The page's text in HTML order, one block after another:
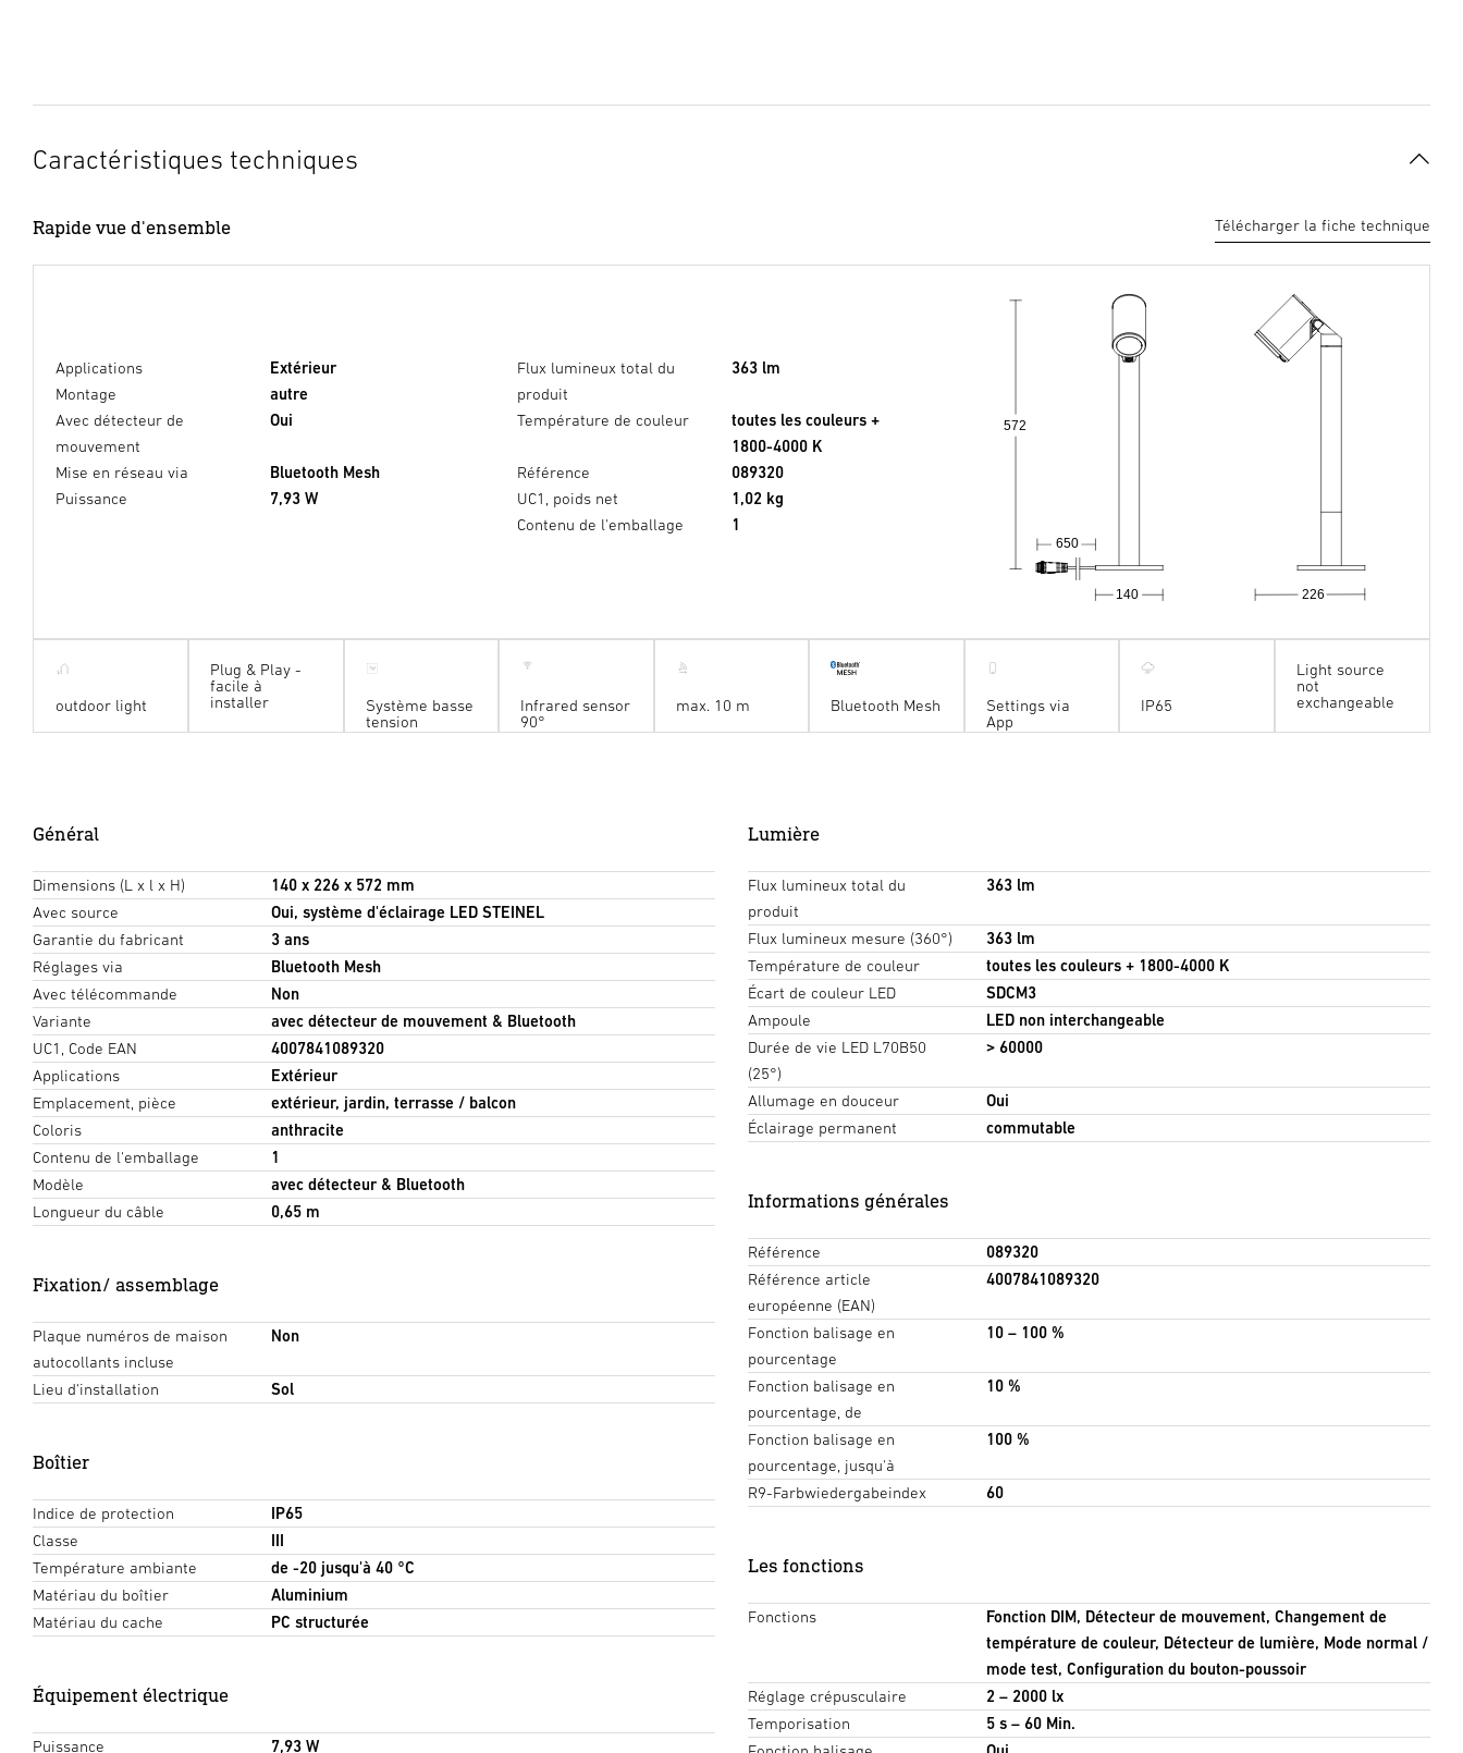
Caractéristiques techniques
Rapide vue d'ensemble Télécharger la fiche technique
Applications
Extérieur
Montage
autre
Avec détecteur de
mouvement
Oui
Mise en réseau via
Bluetooth Mesh
Puissance
7,93 W
Flux lumineux total du
produit
363 lm
Température de couleur
toutes les couleurs +
1800-4000 K
Référence
089320
UC1, poids net
1,02 kg
Contenu de l'emballage
1
226
140
650
572
outdoor light
Plug & Play -
facile à
installer
Système basse
tension
Infrared sensor
90°
max. 10 m Bluetooth Mesh
Settings via
App
IP65
Light source
not
exchangeable
Général
Dimensions (L x l x H)
140 x 226 x 572 mm
Avec source
Oui, système d'éclairage LED STEINEL
Garantie du fabricant
3 ans
Réglages via
Bluetooth Mesh
Avec télécommande
Non
Variante
avec détecteur de mouvement & Bluetooth
UC1, Code EAN
4007841089320
Applications
Extérieur
Emplacement, pièce
extérieur, jardin, terrasse / balcon
Coloris
anthracite
Contenu de l'emballage
1
Modèle
avec détecteur & Bluetooth
Longueur du câble
0,65 m
Fixation/ assemblage
Plaque numéros de maison
autocollants incluse
Non
Lieu d'installation Sol
Boîtier
Indice de protection
IP65
Classe
III
Température ambiante
de -20 jusqu'à 40 °C
Matériau du boîtier
Aluminium
Matériau du cache
PC structurée
Équipement électrique
Puissance 7,93 W
Lumière
Flux lumineux total du
produit
363 lm
Flux lumineux mesure (360°)
363 lm
Température de couleur
toutes les couleurs + 1800-4000 K
Écart de couleur LED
SDCM3
Ampoule
LED non interchangeable
Durée de vie LED L70B50
(25°)
> 60000
Allumage en douceur
Oui
Éclairage permanent
commutable
Informations générales
Référence
089320
Référence article
européenne (EAN)
4007841089320
Fonction balisage en
pourcentage
10 – 100 %
Fonction balisage en
pourcentage, de
10 %
Fonction balisage en
pourcentage, jusqu'à
100 %
R9-Farbwiedergabeindex 60
Les fonctions
Fonctions
Fonction DIM, Détecteur de mouvement, Changement de
température de couleur, Détecteur de lumière, Mode normal /
mode test, Configuration du bouton-poussoir
Réglage crépusculaire
2 – 2000 lx
Temporisation
5 s – 60 Min.